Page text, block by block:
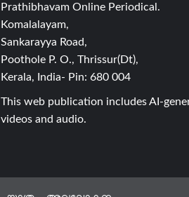
Prathibhavam Online Periodical.
Komalalayam,
Sankarayya Road,
Poothole P. O., Thrissur(Dt),
Kerala, India- Pin: 680 004
This web publication includes AI-
videos and audio.